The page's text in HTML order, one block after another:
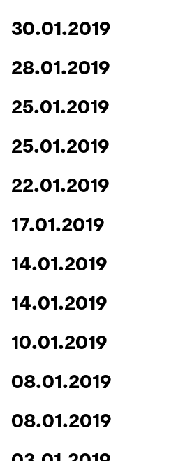
30.01.2019
28.01.2019
25.01.2019
25.01.2019
22.01.2019
17.01.2019
14.01.2019
14.01.2019
10.01.2019
08.01.2019
08.01.2019